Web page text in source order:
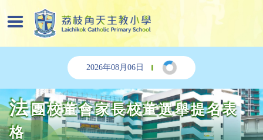
2026年08月06日
法團校董會家長校董選舉提名表
格